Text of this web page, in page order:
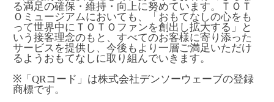
る満足の確保・維持・向上に努めています。ＴＯＴ
Ｏミュージアムにおいても、「おもてなしの心をも
って世界中にＴＯＴＯファンを創出し拡大する」と
いう接客理念のもと、すべてのお客様に寄り添った
サービスを提供し、今後もより一層ご満足いただけ
るようおもてなしに取り組んでいきます。
※「QRコード」は株式会社デンソーウェーブの登録
商標です。